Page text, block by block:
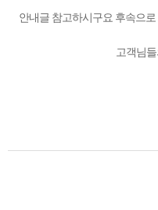
안내글 참고하시구요 후속으
고객님